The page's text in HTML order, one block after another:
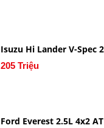
Isuzu Hi Lander V-Spec
205 Triệu
Ford Everest 2.5L 4x2